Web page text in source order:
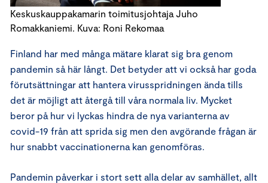
Keskuskauppakamarin toimitusjohtaja Juho
Romakkaniemi. Kuva: Roni Rekomaa
Finland har med många mätare klarat sig bra genom
pandemin så här långt. Det betyder att vi också har goda
förutsättningar att hantera virusspridningen ända tills
det är möjligt att återgå till våra normala liv. Mycket
beror på hur vi lyckas hindra de nya varianterna av
covid-19 från att sprida sig men den avgörande frågan är
hur snabbt vaccinationerna kan genomföras.
Pandemin påverkar i stort sett alla delar av samhället, allt